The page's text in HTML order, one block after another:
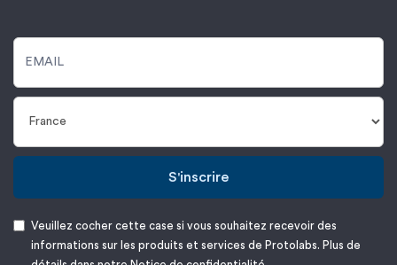
S'inscrire
Veuillez cocher cette case si vous souhaitez recevoir des
informations sur les produits et services de Protolabs. Plus de